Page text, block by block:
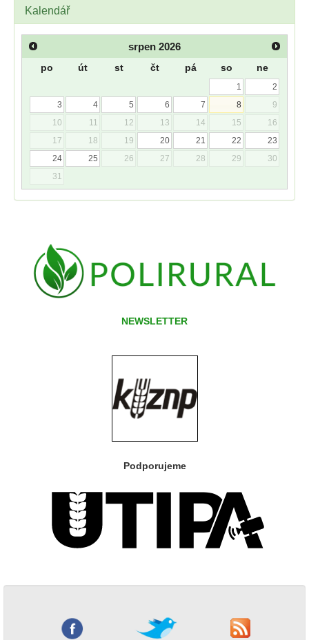
Kalendář
srpen 2026
po út st čt pá so ne
1
2
3
4 5 6 7 8
9
10
11 12 13 14 15
16
17
18 19 20 21 22
23
24
25 26 27 28 29
30
31
NEWSLETTER
Podporujeme